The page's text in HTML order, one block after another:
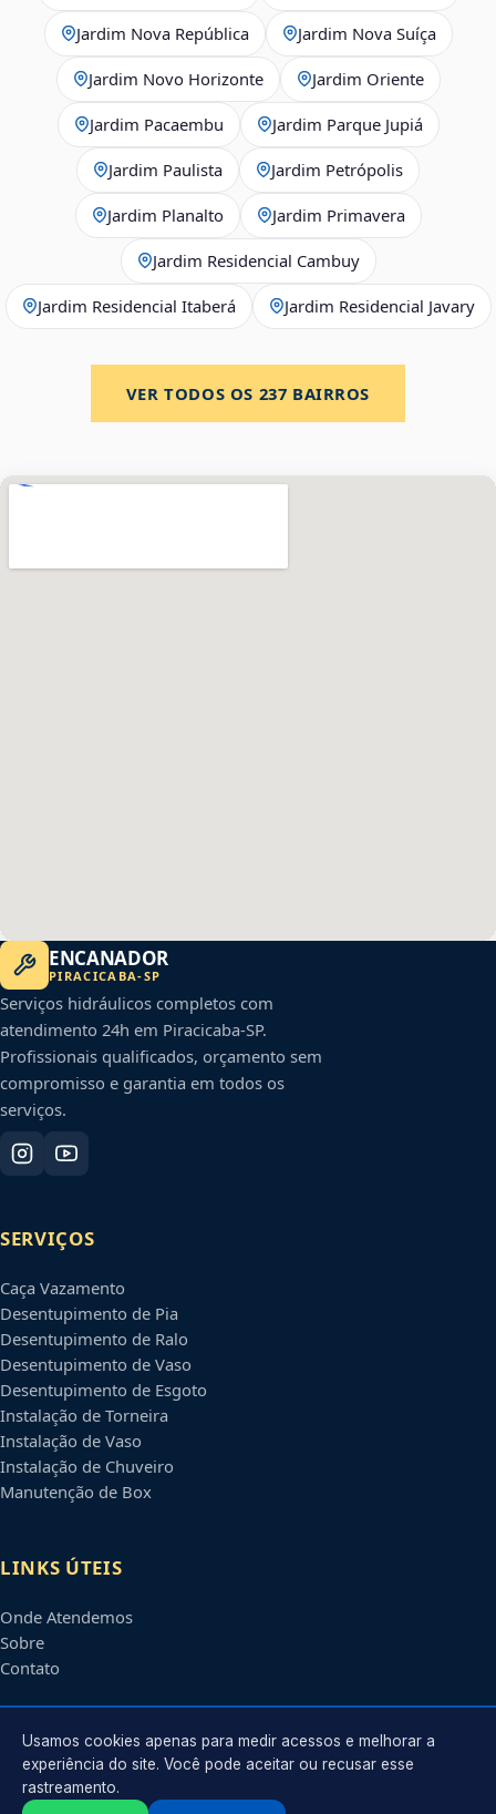
Jardim Nova República Jardim Nova Suíça
Jardim Novo Horizonte Jardim Oriente
Jardim Pacaembu Jardim Parque Jupiá
Jardim Paulista Jardim Petrópolis
Jardim Planalto Jardim Primavera
Jardim Residencial Cambuy
Jardim Residencial Itaberá Jardim Residencial Javary
VER TODOS OS 237 BAIRROS
ENCANADOR
PIRACICABA-SP
Serviços hidráulicos completos com
atendimento 24h em Piracicaba-SP.
Profissionais qualificados, orçamento sem
compromisso e garantia em todos os
serviços.
SERVIÇOS
Caça Vazamento
Desentupimento de Pia
Desentupimento de Ralo
Desentupimento de Vaso
Desentupimento de Esgoto
Instalação de Torneira
Instalação de Vaso
Instalação de Chuveiro
Manutenção de Box
LINKS ÚTEIS
Onde Atendemos
Sobre
Contato
CONTATO
Atendimento em
Usamos cookies apenas para medir acessos e melhorar a
experiência do site. Você pode aceitar ou recusar esse
rastreamento.